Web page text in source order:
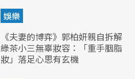
娛樂
《夫妻的博弈》郭柏妍親自拆解
綠茶小三無辜妝容：「重手胭脂
妝」落足心思有玄機